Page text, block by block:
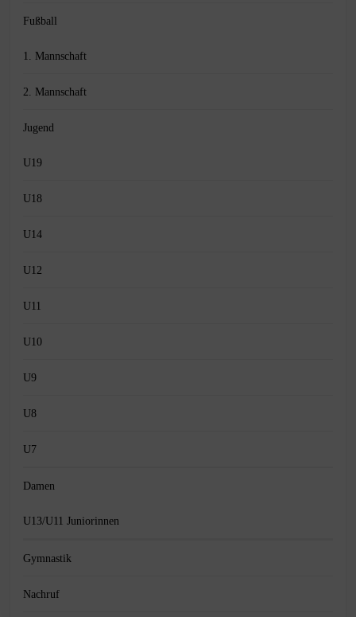
Fußball
1. Mannschaft
2. Mannschaft
Jugend
U19
U18
U14
U12
U11
U10
U9
U8
U7
Damen
U13/U11 Juniorinnen
Gymnastik
Nachruf